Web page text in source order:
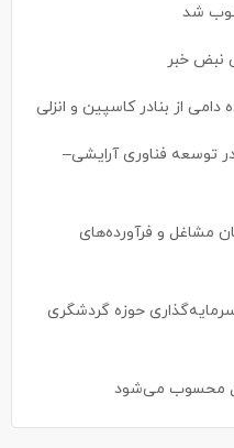
نبض خبر
فناوری آرایشی–
مشاغل و فرآورده‌های
حوزه گردشگری
محسوب می‌شود